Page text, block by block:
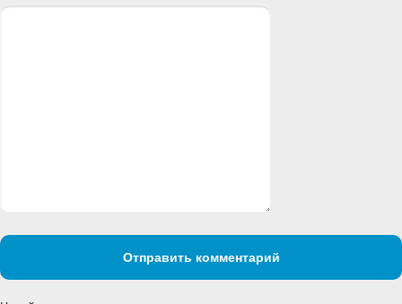
Отправить комментарий